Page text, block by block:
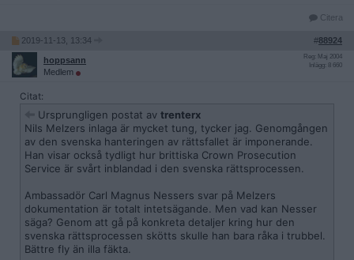
Citera
2019-11-13, 13:34 #88924
hoppsann
Medlem
Reg: Maj 2004
Inlägg: 8 660
Citat:
Ursprungligen postat av trenterx
Nils Melzers inlaga är mycket tung, tycker jag. Genomgången
av den svenska hanteringen av rättsfallet är imponerande.
Han visar också tydligt hur brittiska Crown Prosecution
Service är svårt inblandad i den svenska rättsprocessen.
Ambassadör Carl Magnus Nessers svar på Melzers
dokumentation är totalt intetsägande. Men vad kan Nesser
säga? Genom att gå på konkreta detaljer kring hur den
svenska rättsprocessen skötts skulle han bara råka i trubbel.
Bättre fly än illa fäkta.